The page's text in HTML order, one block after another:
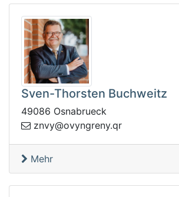
Sven-Thorsten Buchweitz
49086 Osnabrueck
rq.ynergnyvo@yvnz
Mehr